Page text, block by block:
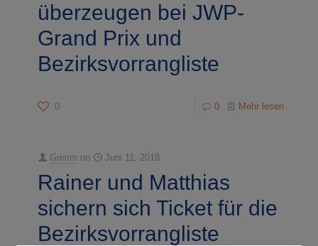
überzeugen bei JWP-
Grand Prix und
Bezirksvorrangliste
0 0 Mehr lesen-
Grimm on Juni 11, 2018
Rainer und Matthias
sichern sich Ticket für die
Bezirksvorrangliste